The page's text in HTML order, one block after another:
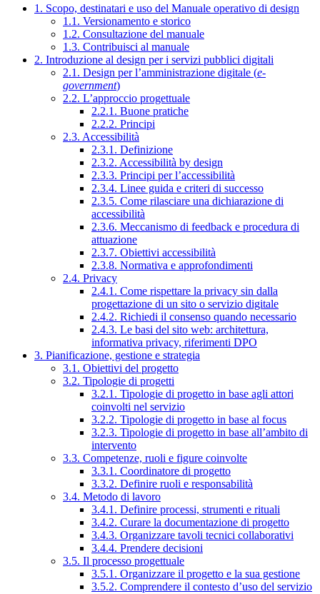
1. Scopo, destinatari e uso del Manuale operativo di design
1.1. Versionamento e storico
1.2. Consultazione del manuale
1.3. Contribuisci al manuale
2. Introduzione al design per i servizi pubblici digitali
2.1. Design per l’amministrazione digitale (e-
government)
2.2. L’approccio progettuale
2.2.1. Buone pratiche
2.2.2. Principi
2.3. Accessibilità
2.3.1. Definizione
2.3.2. Accessibilità by design
2.3.3. Principi per l’accessibilità
2.3.4. Linee guida e criteri di successo
2.3.5. Come rilasciare una dichiarazione di
accessibilità
2.3.6. Meccanismo di feedback e procedura di
attuazione
2.3.7. Obiettivi accessibilità
2.3.8. Normativa e approfondimenti
2.4. Privacy
2.4.1. Come rispettare la privacy sin dalla
progettazione di un sito o servizio digitale
2.4.2. Richiedi il consenso quando necessario
2.4.3. Le basi del sito web: architettura,
informativa privacy, riferimenti DPO
3. Pianificazione, gestione e strategia
3.1. Obiettivi del progetto
3.2. Tipologie di progetti
3.2.1. Tipologie di progetto in base agli attori
coinvolti nel servizio
3.2.2. Tipologie di progetto in base al focus
3.2.3. Tipologie di progetto in base all’ambito di
intervento
3.3. Competenze, ruoli e figure coinvolte
3.3.1. Coordinatore di progetto
3.3.2. Definire ruoli e responsabilità
3.4. Metodo di lavoro
3.4.1. Definire processi, strumenti e rituali
3.4.2. Curare la documentazione di progetto
3.4.3. Organizzare tavoli tecnici collaborativi
3.4.4. Prendere decisioni
3.5. Il processo progettuale
3.5.1. Organizzare il progetto e la sua gestione
3.5.2. Comprendere il contesto d’uso del servizio